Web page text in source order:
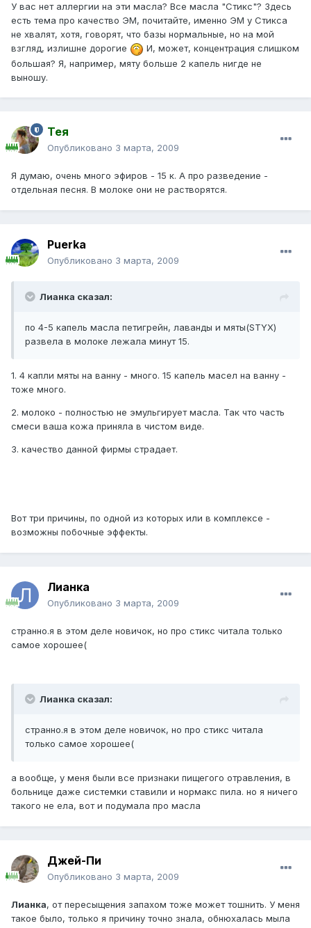
У вас нет аллергии на эти масла? Все масла "Стикс"? Здесь
есть тема про качество ЭМ, почитайте, именно ЭМ у Стикса
не хвалят, хотя, говорят, что базы нормальные, но на мой
взгляд, излишне дорогие
И, может, концентрация слишком
большая? Я, например, мяту больше 2 капель нигде не
выношу.
Тея
Опубликовано 3 марта, 2009
Я думаю, очень много эфиров - 15 к. А про разведение -
отдельная песня. В молоке они не растворятся.
Puerka
Опубликовано 3 марта, 2009
Лианка сказал:
по 4-5 капель масла петигрейн, лаванды и мяты(STYX)
развела в молоке лежала минут 15.
1. 4 капли мяты на ванну - много. 15 капель масел на ванну -
тоже много.
2. молоко - полностью не эмульгирует масла. Так что часть
смеси ваша кожа приняла в чистом виде.
3. качество данной фирмы страдает.
Вот три причины, по одной из которых или в комплексе -
возможны побочные эффекты.
Лианка
Опубликовано 3 марта, 2009
странно.я в этом деле новичок, но про стикс читала только
самое хорошее(
Лианка сказал:
странно.я в этом деле новичок, но про стикс читала
только самое хорошее(
а вообще, у меня были все признаки пищегого отравления, в
больнице даже системки ставили и нормакс пила. но я ничего
такого не ела, вот и подумала про масла
Джей-Пи
Опубликовано 3 марта, 2009
Лианка, от пересыщения запахом тоже может тошнить. У меня
такое было, только я причину точно знала, обнюхалась мыла